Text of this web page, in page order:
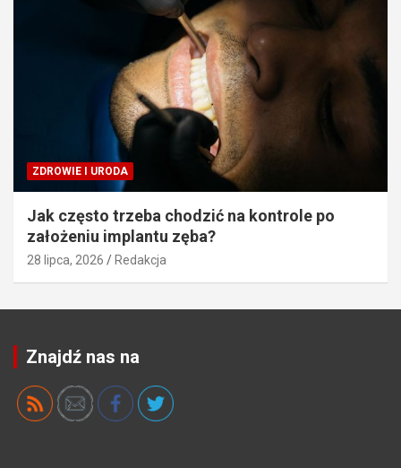
ZDROWIE I URODA
Jak często trzeba chodzić na kontrole po
założeniu implantu zęba?
28 lipca, 2026 Redakcja
Znajdź nas na